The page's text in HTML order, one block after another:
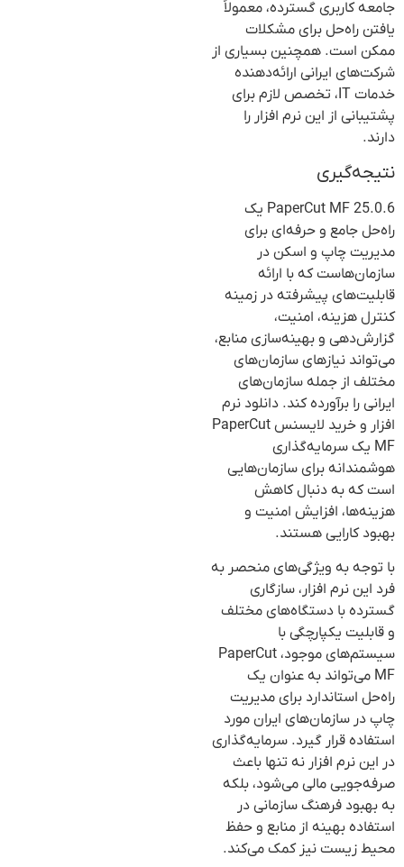
جامعه کاربری گسترده، معمولاً
یافتن راه‌حل برای مشکلات
ممکن است. همچنین بسیاری از
شرکت‌های ایرانی ارائه‌دهنده
خدمات IT، تخصص لازم برای
پشتیبانی از این نرم افزار را
دارند.
نتیجه‌گیری
PaperCut MF 25.0.6 یک
راه‌حل جامع و حرفه‌ای برای
مدیریت چاپ و اسکن در
سازمان‌هاست که با ارائه
قابلیت‌های پیشرفته در زمینه
کنترل هزینه، امنیت،
گزارش‌دهی و بهینه‌سازی منابع،
می‌تواند نیازهای سازمان‌های
مختلف از جمله سازمان‌های
ایرانی را برآورده کند. دانلود نرم
افزار و خرید لایسنس PaperCut
MF یک سرمایه‌گذاری
هوشمندانه برای سازمان‌هایی
است که به دنبال کاهش
هزینه‌ها، افزایش امنیت و
بهبود کارایی هستند.
با توجه به ویژگی‌های منحصر به
فرد این نرم افزار، سازگاری
گسترده با دستگاه‌های مختلف
و قابلیت یکپارچگی با
سیستم‌های موجود، PaperCut
MF می‌تواند به عنوان یک
راه‌حل استاندارد برای مدیریت
چاپ در سازمان‌های ایران مورد
استفاده قرار گیرد. سرمایه‌گذاری
در این نرم افزار نه تنها باعث
صرفه‌جویی مالی می‌شود، بلکه
به بهبود فرهنگ سازمانی در
استفاده بهینه از منابع و حفظ
محیط زیست نیز کمک می‌کند.